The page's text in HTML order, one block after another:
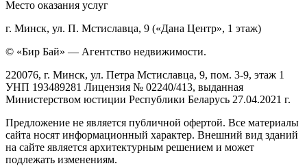
Место оказания услуг
г. Минск, ул. П. Мстиславца, 9 («Дана Центр», 1 этаж)
© «Бир Бай» — Агентство недвижимости.
220076, г. Минск, ул. Петра Мстиславца, 9, пом. 3-9, этаж 1
УНП 193489281 Лицензия № 02240/413, выданная
Министерством юстиции Республики Беларусь 27.04.2021 г.
Предложение не является публичной офертой. Все материалы
сайта носят информационный характер. Внешний вид зданий
на сайте является архитектурным решением и может
подлежать изменениям.